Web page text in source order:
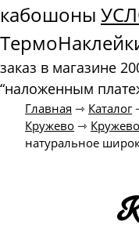
кабошоны
заказ в магазине
“наложенным
Главная ⇾ Каталог
Кружево ⇾
натуральное